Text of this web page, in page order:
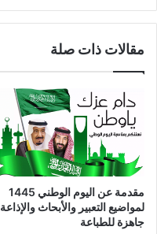
مقالات ذات صلة
مقدمة عن اليوم الوطني 1445
لمواضيع التعبير والأبحاث والإذاعة
جاهزة للطباعة